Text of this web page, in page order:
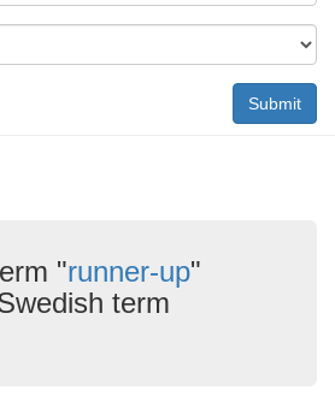
Submit
"runner-up"
term